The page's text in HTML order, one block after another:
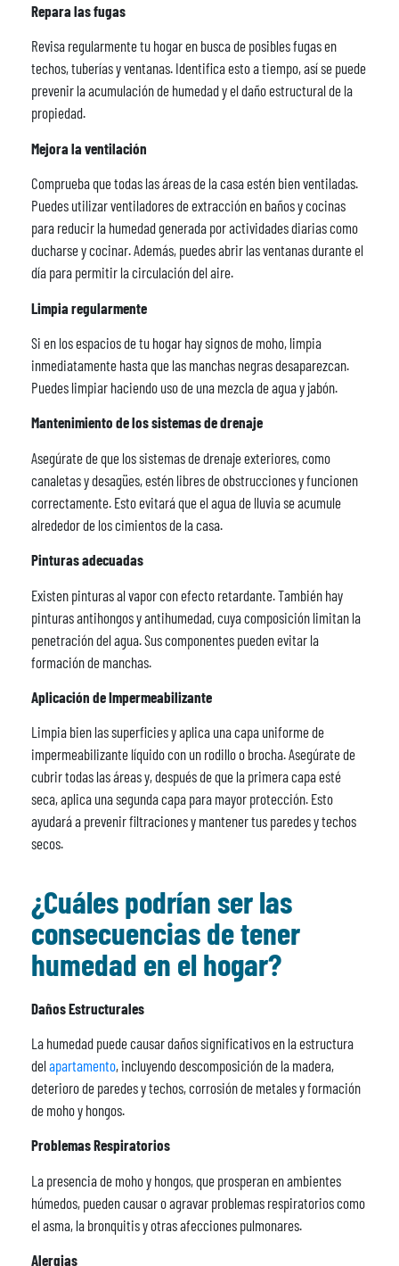
Repara las fugas
Revisa regularmente tu hogar en busca de posibles fugas en
techos, tuberías y ventanas. Identifica esto a tiempo, así se puede
prevenir la acumulación de humedad y el daño estructural de la
propiedad.
Mejora la ventilación
Comprueba que todas las áreas de la casa estén bien ventiladas.
Puedes utilizar ventiladores de extracción en baños y cocinas
para reducir la humedad generada por actividades diarias como
ducharse y cocinar. Además, puedes abrir las ventanas durante el
día para permitir la circulación del aire.
Limpia regularmente
Si en los espacios de tu hogar hay signos de moho, limpia
inmediatamente hasta que las manchas negras desaparezcan.
Puedes limpiar haciendo uso de una mezcla de agua y jabón.
Mantenimiento de los sistemas de drenaje
Asegúrate de que los sistemas de drenaje exteriores, como
canaletas y desagües, estén libres de obstrucciones y funcionen
correctamente. Esto evitará que el agua de lluvia se acumule
alrededor de los cimientos de la casa.
Pinturas adecuadas
Existen pinturas al vapor con efecto retardante. También hay
pinturas antihongos y antihumedad, cuya composición limitan la
penetración del agua. Sus componentes pueden evitar la
formación de manchas.
Aplicación de Impermeabilizante
Limpia bien las superficies y aplica una capa uniforme de
impermeabilizante líquido con un rodillo o brocha. Asegúrate de
cubrir todas las áreas y, después de que la primera capa esté
seca, aplica una segunda capa para mayor protección. Esto
ayudará a prevenir filtraciones y mantener tus paredes y techos
secos.
¿Cuáles podrían ser las
consecuencias de tener
humedad en el hogar?
Daños Estructurales
La humedad puede causar daños significativos en la estructura
delapartamento, incluyendo descomposición de la madera,
deterioro de paredes y techos, corrosión de metales y formación
de moho y hongos.
Problemas Respiratorios
La presencia de moho y hongos, que prosperan en ambientes
húmedos, pueden causar o agravar problemas respiratorios como
el asma, la bronquitis y otras afecciones pulmonares.
Alergias